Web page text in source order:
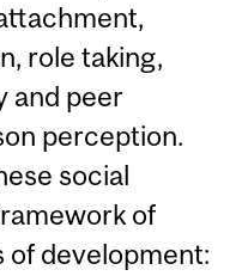
role taking,
and peer
perception.
social
of
development: